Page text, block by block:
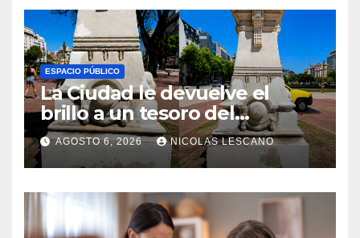
ESPACIO PÚBLICO
La Ciudad le devuelve el
brillo a un tesoro del
Centenario en Plaza del
Congreso
AGOSTO 6, 2026 NICOLAS LESCANO